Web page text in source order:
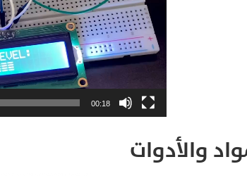
00:18
والأدوات